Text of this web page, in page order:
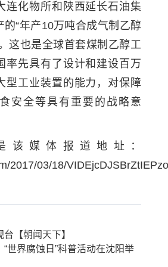
化物所和陕西延长石油集
的“年产10万吨合成气制乙醇
这也是全球首套煤制乙醇工
率先具有了设计和建设百万
型工业装置的能力，对保障
安全等具有重要的战略意
媒体报道地址：
2017/03/18/
台【朝闻天下】
“世界腐蚀日”科普活动在沈阳举